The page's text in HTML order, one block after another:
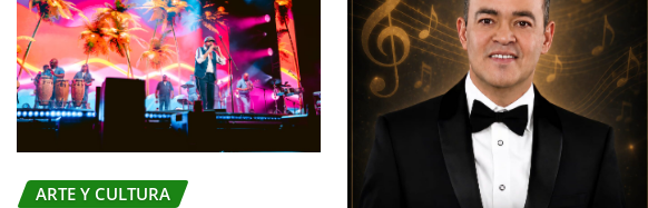
ARTE Y CULTURA